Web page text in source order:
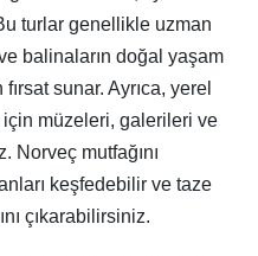
turlar genellikle uzman
balinaların doğal yaşam
sunar. Ayrıca, yerel
için müzeleri, galerileri ve
Norveç mutfağını
keşfedebilir ve taze
çıkarabilirsiniz.